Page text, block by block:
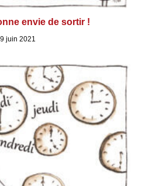
envie de sortir !
juin 2021